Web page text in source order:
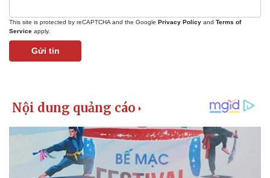
This site is protected by reCAPTCHA and the Google Privacy Policy and Terms of
Service apply.
Gửi tin